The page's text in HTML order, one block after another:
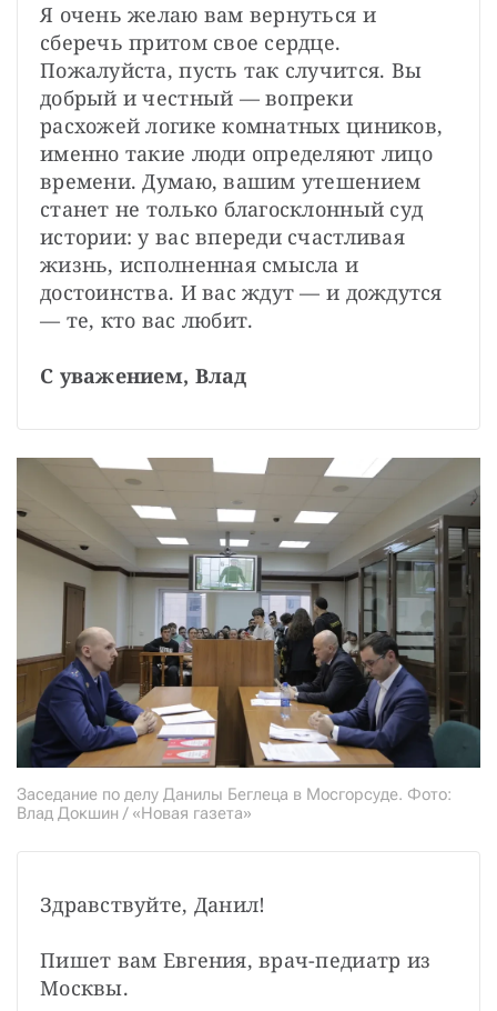
Я очень желаю вам вернуться и
сберечь притом свое сердце.
Пожалуйста, пусть так случится. Вы
добрый и честный — вопреки
расхожей логике комнатных циников,
именно такие люди определяют лицо
времени. Думаю, вашим утешением
станет не только благосклонный суд
истории: у вас впереди счастливая
жизнь, исполненная смысла и
достоинства. И вас ждут — и дождутся
— те, кто вас любит.
С уважением, Влад
Заседание по делу Данилы Беглеца в Мосгорсуде. Фото:
Влад Докшин / «Новая газета»
Здравствуйте, Данил!
Пишет вам Евгения, врач-педиатр из
Москвы.